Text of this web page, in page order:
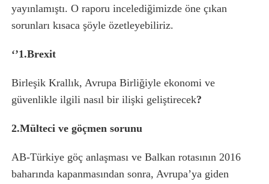
yayınlamıştı. O raporu incelediğimizde öne çıkan
sorunları kısaca şöyle özetleyebiliriz.
‘’1.Brexit
Birleşik Krallık, Avrupa Birliğiyle ekonomi ve
güvenlikle ilgili nasıl bir ilişki geliştirecek?
2.Mülteci ve göçmen sorunu
AB-Türkiye göç anlaşması ve Balkan rotasının 2016
baharında kapanmasından sonra, Avrupa’ya giden